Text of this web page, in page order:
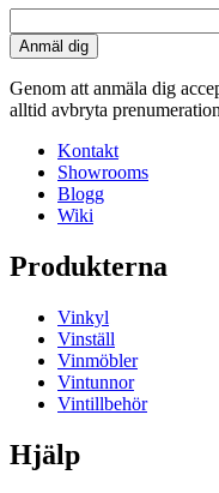
Anmäl dig
Genom att anmäla dig
alltid avbryta
Kontakt
Showrooms
Blogg
Wiki
Produkterna
Vinkyl
Vinställ
Vinmöbler
Vintunnor
Vintillbehör
Hjälp